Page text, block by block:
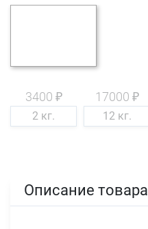
3400 ₽
2 кг.
17000 ₽
12 кг.
Описание товара